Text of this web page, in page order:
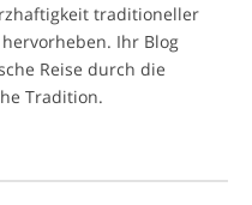
traditioneller
Ihr Blog
Reise durch die
Tradition.